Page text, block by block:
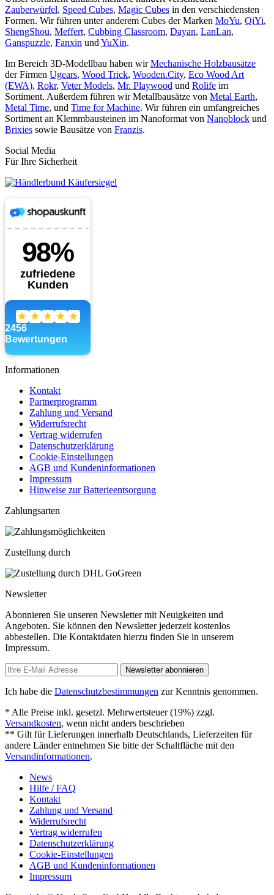
Zauberwürfel, Speed Cubes, Magic Cubes in den verschiedensten
Formen. Wir führen unter anderem Cubes der Marken MoYu, QiYi,
ShengShou, Meffert, Cubbing Classroom, Dayan, LanLan,
Ganspuzzle, Fanxin und YuXin.
Im Bereich 3D-Modellbau haben wirMechanische Holzbausätze
der Firmen Ugears, Wood Trick, Wooden.City, Eco Wood Art
(EWA), Rokr, Veter Models, Mr. Playwood und Rolife im
Sortiment. Außerdem führen wir Metallbausätze von Metal Earth,
Metal Time, und Time for Machine. Wir führen ein umfangreiches
Sortiment an Klemmbausteinen im Nanoformat von Nanoblock und
Brixies sowie Bausätze von Franzis.
Social Media
Für Ihre Sicherheit
Informationen
Kontakt
Partnerprogramm
Zahlung und Versand
Widerrufsrecht
Vertrag widerrufen
Datenschutzerklärung
Cookie-Einstellungen
AGB und Kundeninformationen
Impressum
Hinweise zur Batterieentsorgung
Zahlungsarten
Zustellung durch
Newsletter
Abonnieren Sie unseren Newsletter mit Neuigkeiten und
Angeboten. Sie können den Newsletter jederzeit kostenlos
abbestellen. Die Kontaktdaten hierzu finden Sie in unserem
Impressum.
Newsletter abonnieren
Ich habe die Datenschutzbestimmungen zur Kenntnis genommen.
* Alle Preise inkl. gesetzl. Mehrwertsteuer (19%) zzgl.
Versandkosten, wenn nicht anders beschrieben
** Gilt für Lieferungen innerhalb Deutschlands, Lieferzeiten für
andere Länder entnehmen Sie bitte der Schaltfläche mit den
Versandinformationen.
News
Hilfe / FAQ
Kontakt
Zahlung und Versand
Widerrufsrecht
Vertrag widerrufen
Datenschutzerklärung
Cookie-Einstellungen
AGB und Kundeninformationen
Impressum